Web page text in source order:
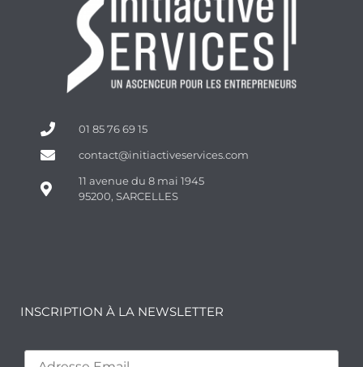
01 85 76 69 15
contact@initiactiveservices.com
11 avenue du 8 mai 1945
95200, SARCELLES
INSCRIPTION À LA NEWSLETTER